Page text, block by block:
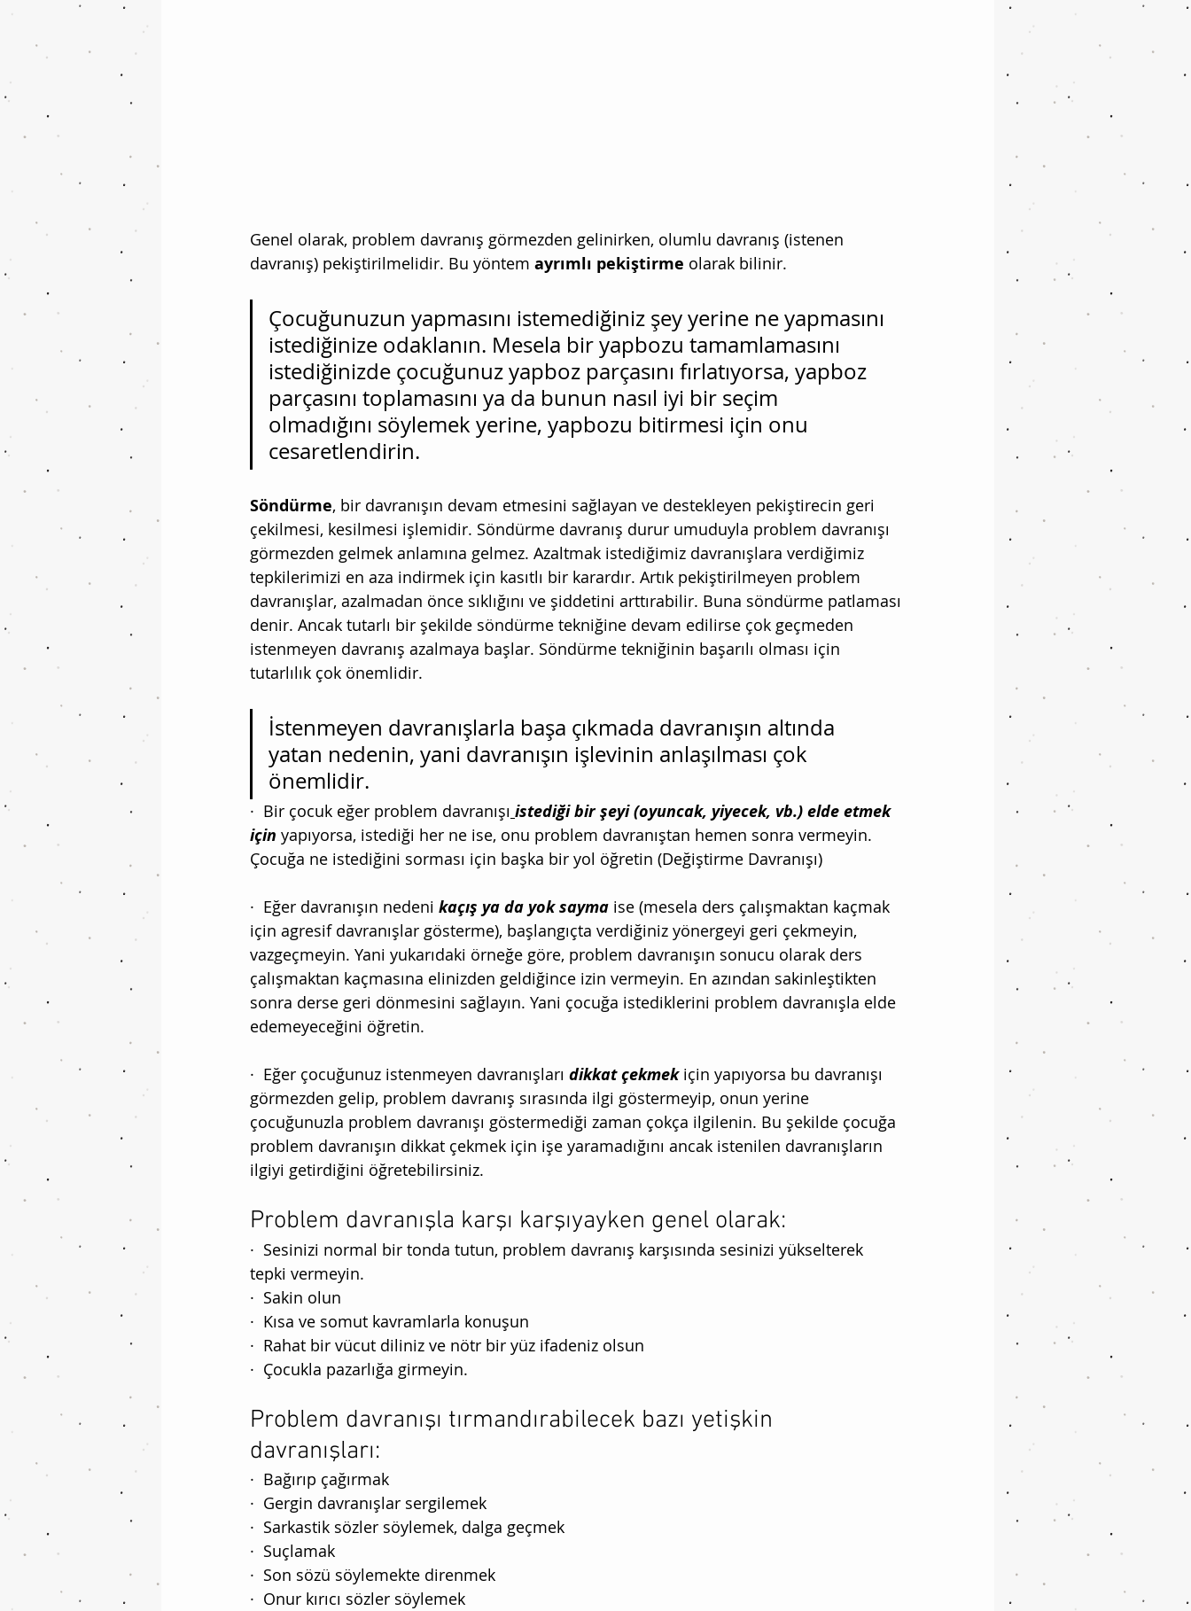
Genel olarak, problem davranış görmezden gelinirken, olumlu davranış (istenen
davranış) pekiştirilmelidir. Bu yöntem ayrımlı pekiştirme olarak bilinir.
Çocuğunuzun yapmasını istemediğiniz şey yerine ne yapmasını
istediğinize odaklanın. Mesela bir yapbozu tamamlamasını
istediğinizde çocuğunuz yapboz parçasını fırlatıyorsa, yapboz
parçasını toplamasını ya da bunun nasıl iyi bir seçim
olmadığını söylemek yerine, yapbozu bitirmesi için onu
cesaretlendirin.
Söndürme, bir davranışın devam etmesini sağlayan ve destekleyen pekiştirecin geri
çekilmesi, kesilmesi işlemidir. Söndürme davranış durur umuduyla problem davranışı
görmezden gelmek anlamına gelmez. Azaltmak istediğimiz davranışlara verdiğimiz
tepkilerimizi en aza indirmek için kasıtlı bir karardır. Artık pekiştirilmeyen problem
davranışlar, azalmadan önce sıklığını ve şiddetini arttırabilir. Buna söndürme patlaması
denir. Ancak tutarlı bir şekilde söndürme tekniğine devam edilirse çok geçmeden
istenmeyen davranış azalmaya başlar. Söndürme tekniğinin başarılı olması için
tutarlılık çok önemlidir.
İstenmeyen davranışlarla başa çıkmada davranışın altında
yatan nedenin, yani davranışın işlevinin anlaşılması çok
önemlidir.
·  Bir çocuk eğer problem davranışı istediği bir şeyi (oyuncak, yiyecek, vb.) elde etmek
için yapıyorsa, istediği her ne ise, onu problem davranıştan hemen sonra vermeyin.
Çocuğa ne istediğini sorması için başka bir yol öğretin (Değiştirme Davranışı)
·  Eğer davranışın nedeni kaçış ya da yok sayma ise (mesela ders çalışmaktan kaçmak
için agresif davranışlar gösterme), başlangıçta verdiğiniz yönergeyi geri çekmeyin,
vazgeçmeyin. Yani yukarıdaki örneğe göre, problem davranışın sonucu olarak ders
çalışmaktan kaçmasına elinizden geldiğince izin vermeyin. En azından sakinleştikten
sonra derse geri dönmesini sağlayın. Yani çocuğa istediklerini problem davranışla elde
edemeyeceğini öğretin.
·  Eğer çocuğunuz istenmeyen davranışları dikkat çekmek için yapıyorsa bu davranışı
görmezden gelip, problem davranış sırasında ilgi göstermeyip, onun yerine
çocuğunuzla problem davranışı göstermediği zaman çokça ilgilenin. Bu şekilde çocuğa
problem davranışın dikkat çekmek için işe yaramadığını ancak istenilen davranışların
ilgiyi getirdiğini öğretebilirsiniz.
Problem davranışla karşı karşıyayken genel olarak:
·  Sesinizi normal bir tonda tutun, problem davranış karşısında sesinizi yükselterek
tepki vermeyin.
·  Sakin olun
·  Kısa ve somut kavramlarla konuşun
·  Rahat bir vücut diliniz ve nötr bir yüz ifadeniz olsun
·  Çocukla pazarlığa girmeyin.
Problem davranışı tırmandırabilecek bazı yetişkin
davranışları:
·  Bağırıp çağırmak
·  Gergin davranışlar sergilemek
·  Sarkastik sözler söylemek, dalga geçmek
·  Suçlamak
·  Son sözü söylemekte direnmek
·  Onur kırıcı sözler söylemek